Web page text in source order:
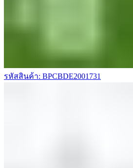
รหัสสินค้า: BPCBDE2001731